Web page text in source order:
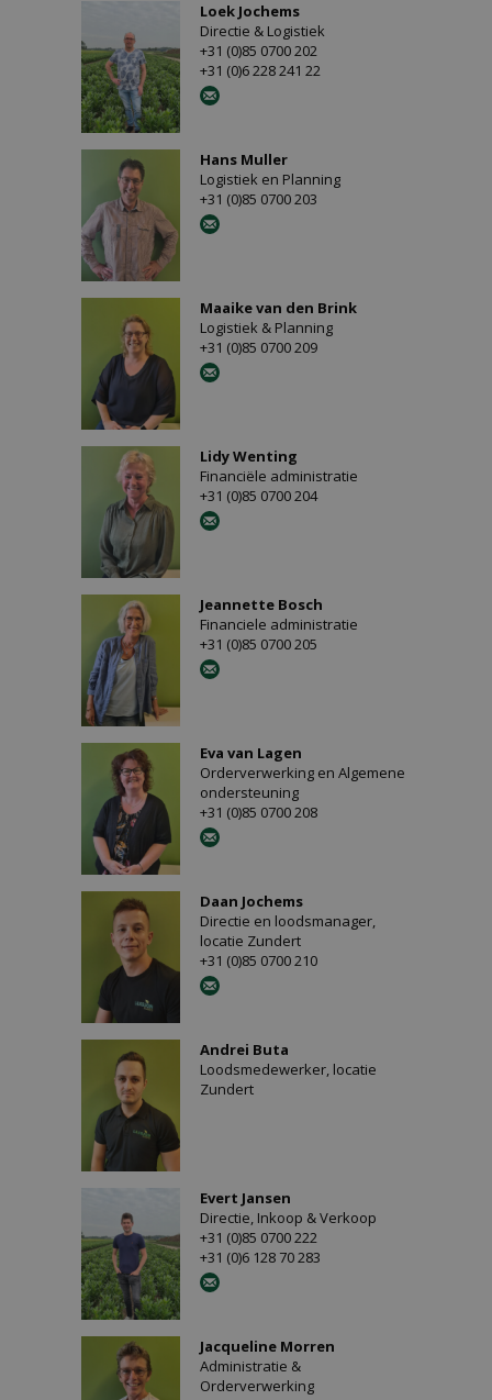
Loek Jochems
Directie & Logistiek
+31 (0)85 0700 202
+31 (0)6 228 241 22
Hans Muller
Logistiek en Planning
+31 (0)85 0700 203
Maaike van den Brink
Logistiek & Planning
+31 (0)85 0700 209
Lidy Wenting
Financiële administratie
+31 (0)85 0700 204
Jeannette Bosch
Financiele administratie
+31 (0)85 0700 205
Eva van Lagen
Orderverwerking en Algemene
ondersteuning
+31 (0)85 0700 208
Daan Jochems
Directie en loodsmanager,
locatie Zundert
+31 (0)85 0700 210
Andrei Buta
Loodsmedewerker, locatie
Zundert
Evert Jansen
Directie, Inkoop & Verkoop
+31 (0)85 0700 222
+31 (0)6 128 70 283
Jacqueline Morren
Administratie &
Orderverwerking